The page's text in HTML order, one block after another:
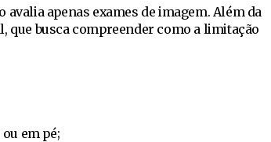
apenas exames de imagem. Além da
que busca compreender como a limitação
em pé;